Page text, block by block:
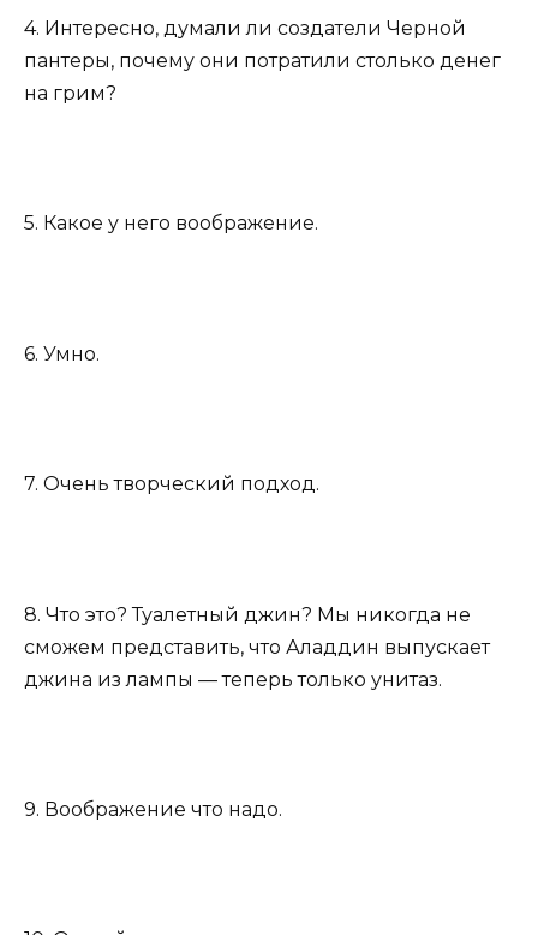
4. Интересно, думали ли создатели Черной
пантеры, почему они потратили столько денег
на грим?
5. Какое у него воображение.
6. Умно.
7. Очень творческий подход.
8. Что это? Туалетный джин? Мы никогда не
сможем представить, что Аладдин выпускает
джина из лампы — теперь только унитаз.
9. Воображение что надо.